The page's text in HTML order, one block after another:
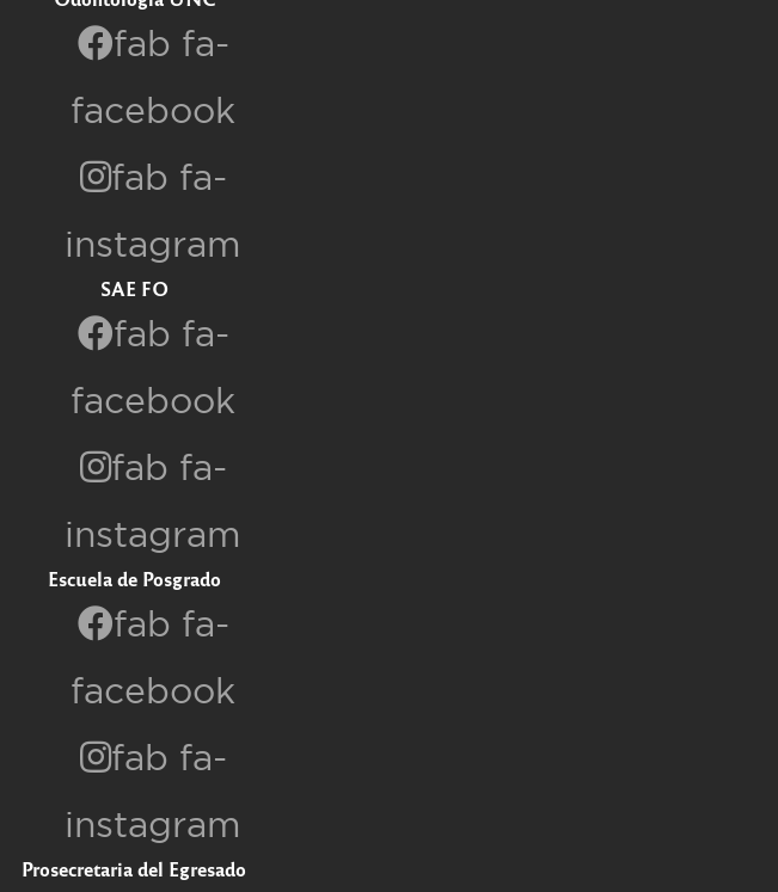
fab fa-
facebook
fab fa-
instagram
SAE FO
fab fa-
facebook
fab fa-
instagram
Escuela de Posgrado
fab fa-
facebook
fab fa-
instagram
Prosecretaria del Egresado